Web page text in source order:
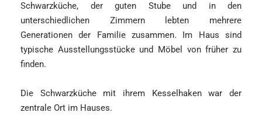
Schwarzküche, der guten Stube und in den
unterschiedlichen Zimmern lebten mehrere
Generationen der Familie zusammen. Im Haus sind
typische Ausstellungsstücke und Möbel von früher zu
finden.
Die Schwarzküche mit ihrem Kesselhaken war der
zentrale Ort im Hauses.